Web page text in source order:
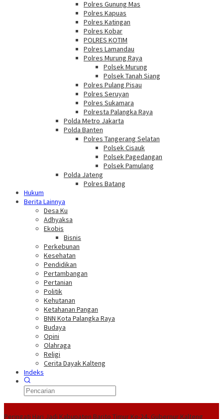
Polres Gunung Mas
Polres Kapuas
Polres Katingan
Polres Kobar
POLRES KOTIM
Polres Lamandau
Polres Murung Raya
Polsek Murung
Polsek Tanah Siang
Polres Pulang Pisau
Polres Seruyan
Polres Sukamara
Polresta Palangka Raya
Polda Metro Jakarta
Polda Banten
Polres Tangerang Selatan
Polsek Cisauk
Polsek Pagedangan
Polsek Pamulang
Polda Jateng
Polres Batang
Hukum
Berita Lainnya
Desa Ku
Adhyaksa
Ekobis
Bisnis
Perkebunan
Kesehatan
Pendidikan
Pertambangan
Pertanian
Politik
Kehutanan
Ketahanan Pangan
BNN Kota Palangka Raya
Budaya
Opini
Olahraga
Religi
Cerita Dayak Kalteng
Indeks
Peringati Hari Jadi Kabupaten Barito Timur Ke-24, Gubernur Kalteng